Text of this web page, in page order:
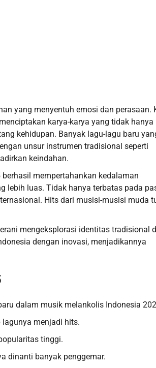
yang menyentuh emosi dan perasaan.
karya-karya yang tidak hanya
kehidupan. Banyak lagu-lagu baru
unsur instrumen tradisional seperti
keindahan.
mempertahankan kedalaman
lebih luas. Tidak hanya terbatas pada
Hits dari musisi-musisi muda
mengeksplorasi identitas tradisional
dengan inovasi, menjadikannya
dalam musik melankolis Indonesia
menjadi hits.
tinggi.
dinanti banyak penggemar.